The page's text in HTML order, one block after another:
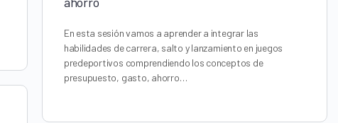
En esta sesión vamos a aprender a integrar las
habilidades de carrera, salto y lanzamiento en juegos
predeportivos comprendiendo los conceptos de
presupuesto, gasto, ahorro…